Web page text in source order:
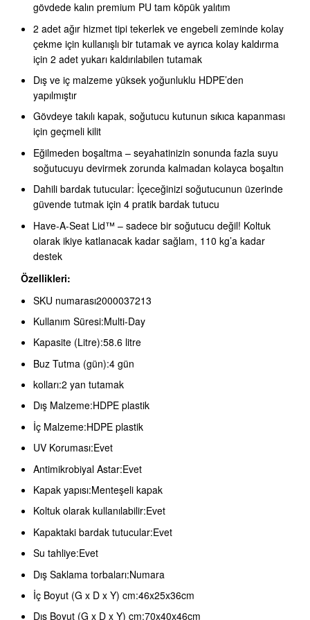
gövdede kalın premium PU tam köpük yalıtım
2 adet ağır hizmet tipi tekerlek ve engebeli zeminde kolay
çekme için kullanışlı bir tutamak ve ayrıca kolay kaldırma
için 2 adet yukarı kaldırılabilen tutamak
Dış ve iç malzeme yüksek yoğunluklu HDPE’den
yapılmıştır
Gövdeye takılı kapak, soğutucu kutunun sıkıca kapanması
için geçmeli kilit
Eğilmeden boşaltma – seyahatinizin sonunda fazla suyu
soğutucuyu devirmek zorunda kalmadan kolayca boşaltın
Dahili bardak tutucular: İçeceğinizi soğutucunun üzerinde
güvende tutmak için 4 pratik bardak tutucu
Have-A-Seat Lid™ – sadece bir soğutucu değil! Koltuk
olarak ikiye katlanacak kadar sağlam, 110 kg’a kadar
destek
Özellikleri:
SKU numarası2000037213
Kullanım Süresi:Multi-Day
Kapasite (Litre):58.6 litre
Buz Tutma (gün):4 gün
kolları:2 yan tutamak
Dış Malzeme:HDPE plastik
İç Malzeme:HDPE plastik
UV Koruması:Evet
Antimikrobiyal Astar:Evet
Kapak yapısı:Menteşeli kapak
Koltuk olarak kullanılabilir:Evet
Kapaktaki bardak tutucular:Evet
Su tahliye:Evet
Dış Saklama torbaları:Numara
İç Boyut (G x D x Y) cm:46x25x36cm
Dış Boyut (G x D x Y) cm:70x40x46cm